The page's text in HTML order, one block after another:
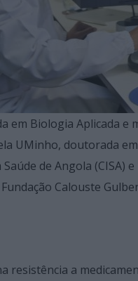
em Biologia Aplicada
UMinho, doutorada
de Angola (CISA)
Calouste
resistência a